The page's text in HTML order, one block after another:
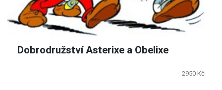
Dobrodružství Asterixe a Obelixe
2950 Kč